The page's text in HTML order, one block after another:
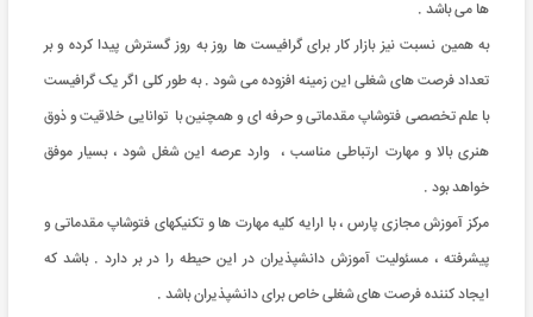
ها می باشد .
به همین نسبت نیز بازار کار برای گرافیست ها روز به روز گسترش پیدا کرده و بر
تعداد فرصت های شغلی این زمینه افزوده می شود . به طور کلی اگر یک گرافیست
با علم تخصصی فتوشاپ مقدماتی و حرفه ای و همچنین با توانایی خلاقیت و ذوق
هنری بالا و مهارت ارتباطی مناسب ، وارد عرصه این شغل شود ، بسیار موفق
خواهد بود .
مرکز آموزش مجازی پارس ، با ارایه کلیه مهارت ها و تکنیکهای فتوشاپ مقدماتی و
پیشرفته ، مسئولیت آموزش دانشپذیران در این حیطه را در بر دارد . باشد که
ایجاد کننده فرصت های شغلی خاص برای دانشپذیران باشد .